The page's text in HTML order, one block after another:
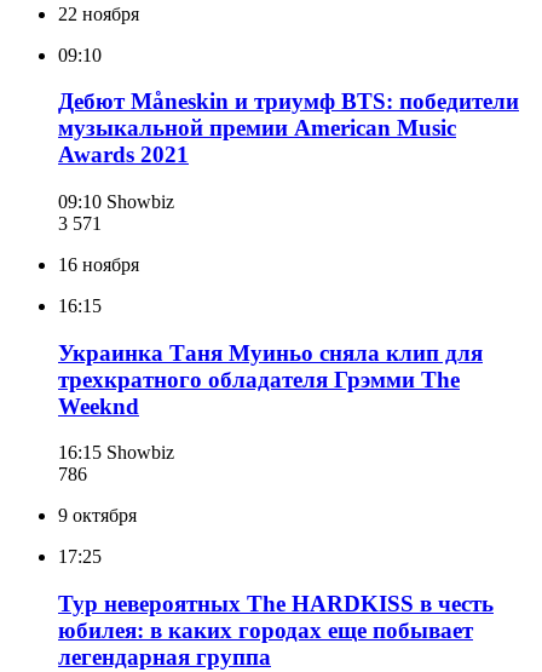
22 ноября
09:10
Дебют Måneskin и триумф BTS: победители
музыкальной премии American Music
Awards 2021
09:10 Showbiz
3 571
16 ноября
16:15
Украинка Таня Муиньо сняла клип для
трехкратного обладателя Грэмми The
Weeknd
16:15 Showbiz
786
9 октября
17:25
Тур невероятных The HARDKISS в честь
юбилея: в каких городах еще побывает
легендарная группа